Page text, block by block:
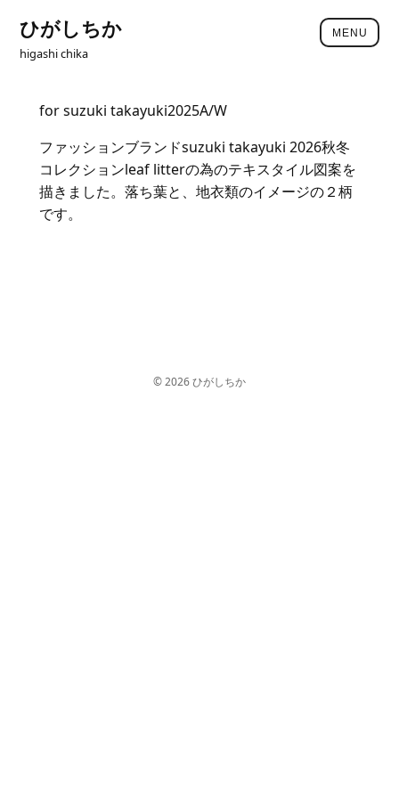
ひがしちか
higashi chika
MENU
for suzuki takayuki2025A/W
ファッションブランドsuzuki takayuki 2026秋冬
コレクションleaf litterの為のテキスタイル図案を
描きました。落ち葉と、地衣類のイメージの２柄
です。
© 2026 ひがしちか